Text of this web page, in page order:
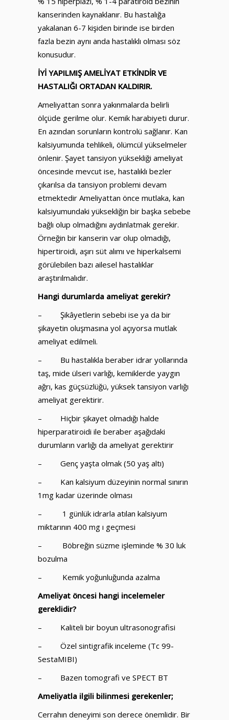
kanserinden kaynaklanır. Bu hastalığa
yakalanan 6-7 kişiden birinde ise birden
fazla bezin aynı anda hastalıklı olması söz
konusudur.
İYİ YAPILMIŞ AMELİYAT ETKİNDİR VE
HASTALIĞI ORTADAN KALDIRIR.
Ameliyattan sonra yakınmalarda belirli
ölçüde gerilme olur. Kemik harabiyeti durur.
En azından sorunların kontrolü sağlanır. Kan
kalsiyumunda tehlikeli, ölümcül yükselmeler
önlenir. Şayet tansiyon yüksekliği ameliyat
öncesinde mevcut ise, hastalıklı bezler
çıkarılsa da tansiyon problemi devam
etmektedir Ameliyattan önce mutlaka, kan
kalsiyumundaki yüksekliğin bir başka sebebe
bağlı olup olmadığını aydınlatmak gerekir.
Örneğin bir kanserin var olup olmadığı,
hipertiroidi, aşırı süt alımı ve hiperkalsemi
görülebilen bazı ailesel hastalıklar
araştırılmalıdır.
Hangi durumlarda ameliyat gerekir?
– Şikâyetlerin sebebi ise ya da bir
şikayetin oluşmasına yol açıyorsa mutlak
ameliyat edilmeli.
– Bu hastalıkla beraber idrar yollarında
taş, mide ülseri varlığı, kemiklerde yaygın
ağrı, kas güçsüzlüğü, yüksek tansiyon varlığı
ameliyat gerektirir.
– Hiçbir şikayet olmadığı halde
hiperparatiroidi ile beraber aşağıdaki
durumların varlığı da ameliyat gerektirir
– Genç yaşta olmak (50 yaş altı)
– Kan kalsiyum düzeyinin normal sınırın
1mg kadar üzerinde olması
– 1 günlük idrarla atılan kalsiyum
miktarının 400 mg ı geçmesi
– Böbreğin süzme işleminde % 30 luk
bozulma
– Kemik yoğunluğunda azalma
Ameliyat öncesi hangi incelemeler
gereklidir?
– Kaliteli bir boyun ultrasonografisi
– Özel sintigrafik inceleme (Tc 99-
SestaMIBI)
– Bazen tomografi ve SPECT BT
Ameliyatla ilgili bilinmesi gerekenler;
Cerrahın deneyimi son derece önemlidir. Bir